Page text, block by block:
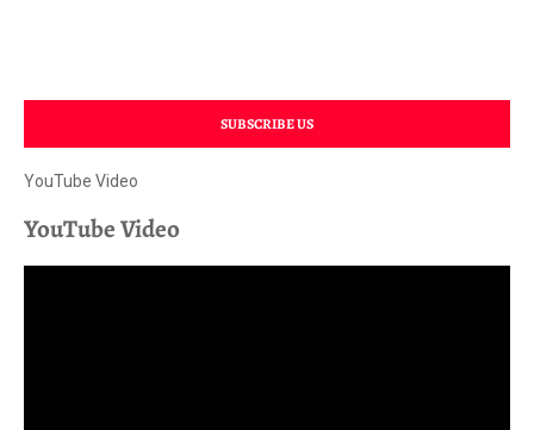
SUBSCRIBE US
YouTube Video
YouTube Video